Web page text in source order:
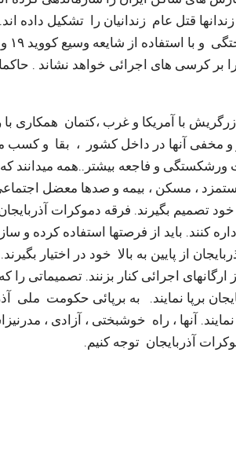
قتل عام زندانیان را تشکیل داده
را بر کرسی های اجرائی خواهد نشاند .
با آمریکا و غرب ،کتمان همکاری با
مخفی آنها در داخل کشور ، بقا و کسب
و فاجعه بیشتر..همه میدانند
، مسکن ، بیمه و صدها معضل
و خود تصمیم بگیرند. فرقه دموکرات
کنند. باید از فرصتها استفاده کرده و
از پایین به بالا خود در اختیار
اجرائی کنار بزنند. تصمیماتی
برپا نمایند. به برپائی حکومت ملی
آنها ، راه خوشبختی ، آزادی ،
آذربایجان توجه کنیم.